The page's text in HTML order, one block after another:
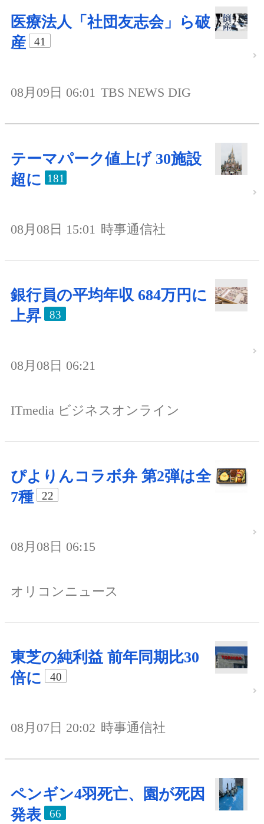
医療法人「社団友志会」ら破
産
41
08月09日 06:01 TBS NEWS DIG
テーマパーク値上げ 30施設
超に 181
08月08日 15:01 時事通信社
銀行員の平均年収 684万円に
上昇
83
08月08日 06:21
ITmedia ビジネスオンライン
ぴよりんコラボ弁 第2弾は全
7種
22
08月08日 06:15
オリコンニュース
東芝の純利益 前年同期比30
倍に
40
08月07日 20:02 時事通信社
ペンギン4羽死亡、園が死因
発表
66